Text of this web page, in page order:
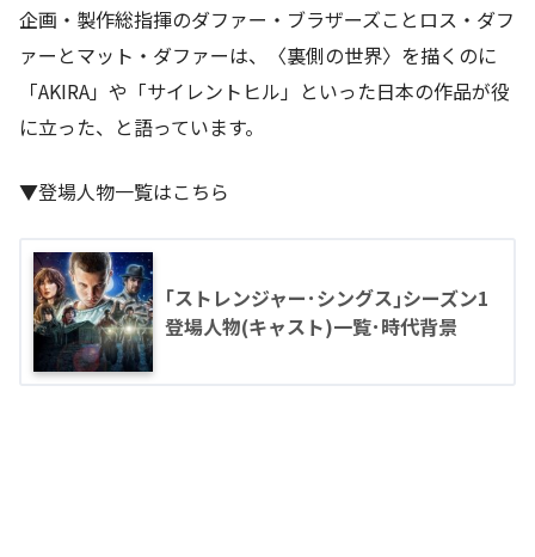
企画・製作総指揮のダファー・ブラザーズことロス・ダフ
ァーとマット・ダファーは、〈裏側の世界〉を描くのに
「AKIRA」や「サイレントヒル」といった日本の作品が役
に立った、と語っています。
▼登場人物一覧はこちら
｢ストレンジャー･シングス｣シーズン1
登場人物(キャスト)一覧･時代背景